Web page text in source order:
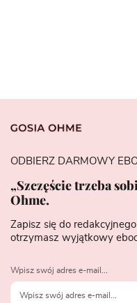
ODBIERZ DARMOWY
„Szczęście trzeba
Ohme.
Zapisz się do
otrzymasz wyjątkowy
Wpisz swój adres e-mail...